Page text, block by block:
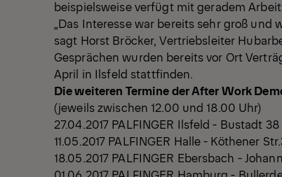
beispielsweise verfügt mit geradem
„Das Interesse war bereits sehr groß und
sagt Horst Bröcker, Vertriebsleiter
Gesprächen wurden bereits vor Ort
April in Ilsfeld stattfinden.
Die weiteren Termine der After Work
(jeweils zwischen 12.00 und 18.00 Uhr)
27.04.2017 PALFINGER Ilsfeld - Bustadt
11.05.2017 PALFINGER Halle - Köthener
18.05.2017 PALFINGER Ebersbach -